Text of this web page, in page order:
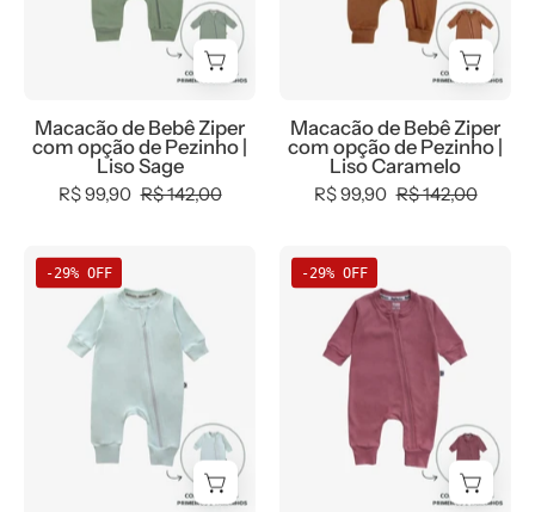
de
Pezinho
Sage
Macacão de Bebê Ziper
com opção de Pezinho |
Liso Sage
R$ 99,90 R$ 142,00
de
Pezinho
Caramelo
Macacão de Bebê Ziper
com opção de Pezinho |
Liso Caramelo
R$ 99,90 R$ 142,00
de
Bebê
Ziper
com
opção
de
Pezinho
-29% OFF
de
Bebê
Ziper
opção
de
Pezinho
-29% OFF